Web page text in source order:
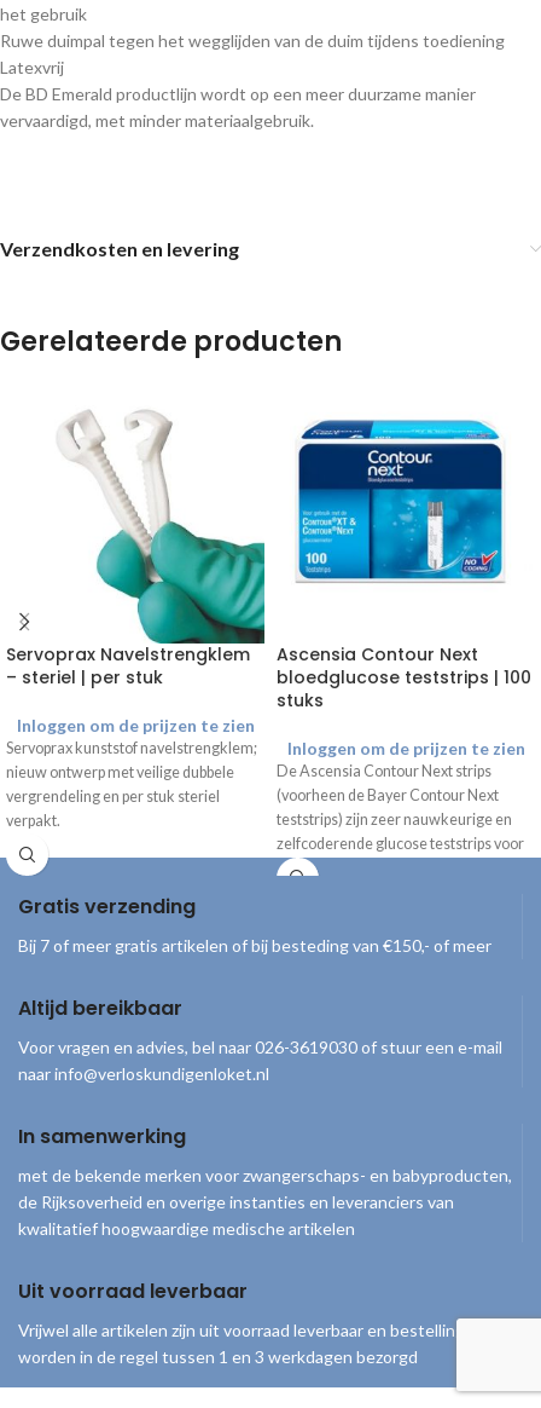
het gebruik
Ruwe duimpal tegen het wegglijden van de duim tijdens toediening
Latexvrij
De BD Emerald productlijn wordt op een meer duurzame manier
vervaardigd, met minder materiaalgebruik.
Verzendkosten en levering
Gerelateerde producten
Servoprax Navelstrengklem
– steriel | per stuk
Inloggen om de prijzen te zien
Servoprax kunststof navelstrengklem;
nieuw ontwerp met veilige dubbele
vergrendeling en per stuk steriel
verpakt.
Ascensia Contour Next
bloedglucose teststrips | 100
stuks
Inloggen om de prijzen te zien
De Ascensia Contour Next strips
(voorheen de Bayer Contour Next
teststrips) zijn zeer nauwkeurige en
zelfcoderende glucose teststrips voor
het meten van de hoeveelheid glucose
meteren Contour Next One
Gratis verzending
Bij 7 of meer gratis artikelen of bij besteding van €150,- of meer
Altijd bereikbaar
Voor vragen en advies, bel naar 026-3619030 of stuur een e-mail
naar info@verloskundigenloket.nl
In samenwerking
met de bekende merken voor zwangerschaps- en babyproducten,
de Rijksoverheid en overige instanties en leveranciers van
kwalitatief hoogwaardige medische artikelen
Uit voorraad leverbaar
Vrijwel alle artikelen zijn uit voorraad leverbaar en bestellingen
worden in de regel tussen 1 en 3 werkdagen bezorgd